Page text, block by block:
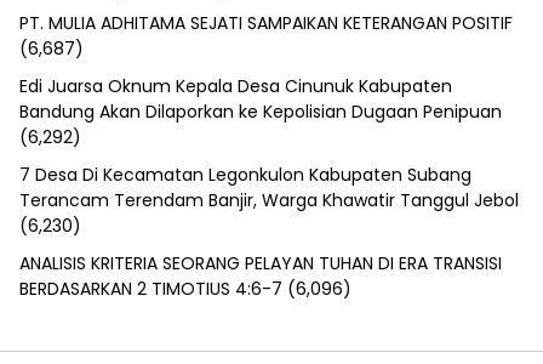
PT. MULIA ADHITAMA SEJATI SAMPAIKAN KETERANGAN POSITIF
(6,687)
Edi Juarsa Oknum Kepala Desa Cinunuk Kabupaten
Bandung Akan Dilaporkan ke Kepolisian Dugaan Penipuan
(6,292)
7 Desa Di Kecamatan Legonkulon Kabupaten Subang
Terancam Terendam Banjir, Warga Khawatir Tanggul Jebol
(6,230)
ANALISIS KRITERIA SEORANG PELAYAN TUHAN DI ERA TRANSISI
BERDASARKAN 2 TIMOTIUS 4:6-7 (6,096)